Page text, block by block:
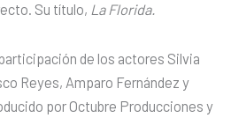
Su título, La Florida.
de los actores Silvia
Reyes, Amparo Fernández y
por Octubre Producciones y